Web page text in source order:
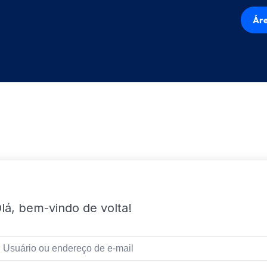
bem-vindo de volta!